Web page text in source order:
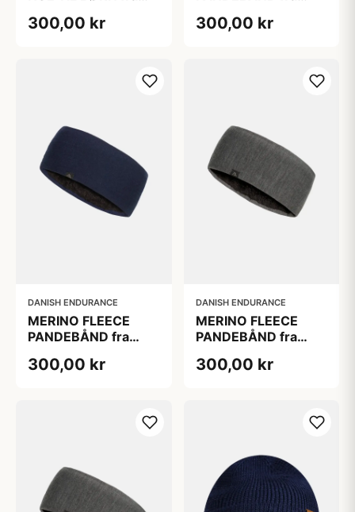
ENDURANCE, Sort
300,00 kr
ENDURANCE, Mørk
300,00 kr
DANISH ENDURANCE
MERINO FLEECE
PANDEBÅND fra
ENDURANCE, Mørk
300,00 kr
DANISH ENDURANCE
MERINO FLEECE
PANDEBÅND fra
ENDURANCE,
300,00 kr